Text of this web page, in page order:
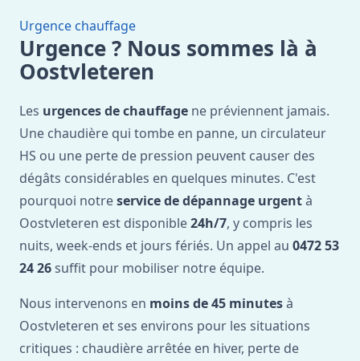
Urgence chauffage
Urgence ? Nous sommes là à
Oostvleteren
Les urgences de chauffage ne préviennent jamais.
Une chaudière qui tombe en panne, un circulateur
HS ou une perte de pression peuvent causer des
dégâts considérables en quelques minutes. C'est
pourquoi notreservice de dépannage urgentà
Oostvleteren est disponible24h/7, y compris les
nuits, week-ends et jours fériés. Un appel au 0472 53
24 26 suffit pour mobiliser notre équipe.
Nous intervenons en moins de 45 minutesà
Oostvleteren et ses environs pour les situations
critiques : chaudière arrêtée en hiver, perte de